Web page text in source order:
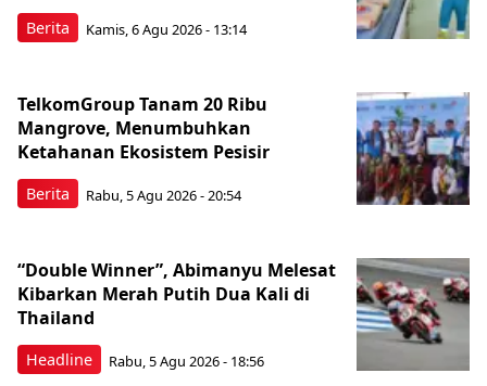
Berita Kamis, 6 Agu 2026 - 13:14
Berita
TelkomGroup Tanam 20 Ribu
Mangrove, Menumbuhkan
Ketahanan Ekosistem Pesisir
Rabu, 5 Agu 2026 - 20:54
Headline
“Double Winner”, Abimanyu Melesat
Kibarkan Merah Putih Dua Kali di
Thailand
Rabu, 5 Agu 2026 - 18:56